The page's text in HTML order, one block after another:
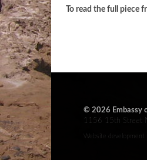
To read the full piece
© 2026 Embassy
1156 15th Street
Website development